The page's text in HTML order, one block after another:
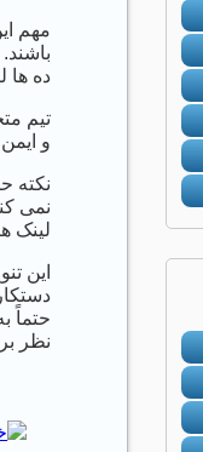
مهم
ده ها
تیم
و ایمن
نکته
نمی
لینک
این
حتماً
نظر